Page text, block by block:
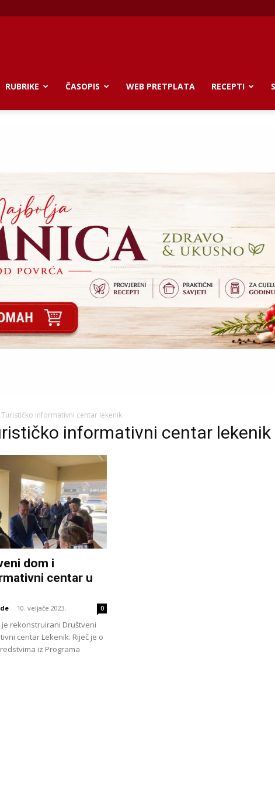
RUBRIKE ČASOPIS WEB PRETPLATA RECEPTI
Turističko informativni centar lekenik
informativni centar lekenik
dom i
centar u
- 10. veljače 2023. 0
je rekonstruirani Društveni
centar Lekenik. Riječ je o
iz Programa